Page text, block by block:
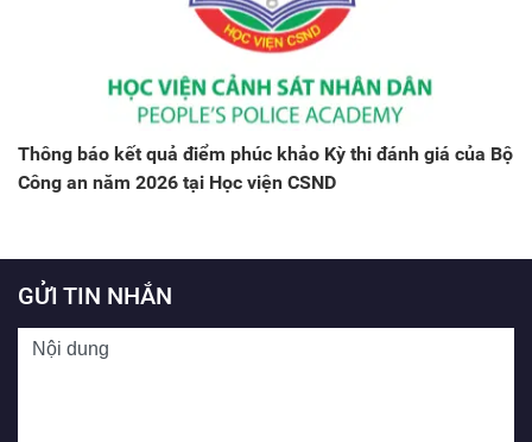
Thông báo kết quả điểm phúc khảo Kỳ thi đánh giá của Bộ
Công an năm 2026 tại Học viện CSND
GỬI TIN NHẮN